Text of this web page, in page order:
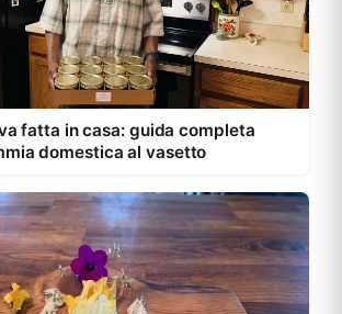
fatta in casa: guida completa
domestica al vasetto